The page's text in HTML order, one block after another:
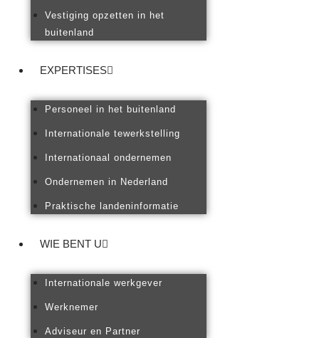
Vestiging opzetten in het
buitenland
EXPERTISES
Personeel in het buitenland
Internationale tewerkstelling
Internationaal ondernemen
Ondernemen in Nederland
Praktische landeninformatie
WIE BENT U
Internationale werkgever
Werknemer
Adviseur en Partner